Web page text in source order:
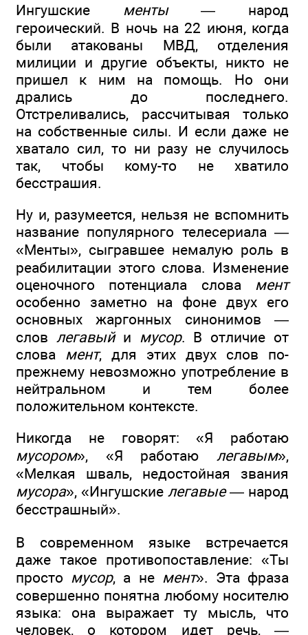
Ингушские менты— народ
героический. В ночь на 22 июня, когда
были атакованы МВД, отделения
милиции и другие объекты, никто не
пришел к ним на помощь. Но они
дрались до последнего.
Отстреливались, рассчитывая только
на собственные силы. И если даже не
хватало сил, то ни разу не случилось
так, чтобы кому-то не хватило
бесстрашия.
Ну и, разумеется, нельзя не вспомнить
название популярного телесериала —
«Менты», сыгравшее немалую роль в
реабилитации этого слова. Изменение
оценочного потенциала слова мент
особенно заметно на фоне двух его
основных жаргонных синонимов —
слов легавыйи мусор. В отличие от
слова мент, для этих двух слов по-
прежнему невозможно употребление в
нейтральном и тем более
положительном контексте.
Никогда не говорят: «Я работаю
мусором», «Я работаю легавым»,
«Мелкая шваль, недостойная звания
мусора», «Ингушские легавые— народ
бесстрашный».
В современном языке встречается
даже такое противопоставление: «Ты
просто мусор, а не мент». Эта фраза
совершенно понятна любому носителю
языка: она выражает ту мысль, что
человек, о котором идет речь, —